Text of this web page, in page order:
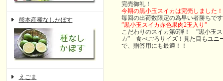
熊本産種なしかぼす
えごま
完売御礼！
今期の黒小玉スイカは完売しました！
毎回の出荷数限定の為早い者勝ちで
”黒小玉スイカ赤色果肉2玉入り”
こだわりのスイカ第6弾！ ”黒小玉
カ” 食べごろサイズ！見た目もユニ
で、贈答用にも最適！！